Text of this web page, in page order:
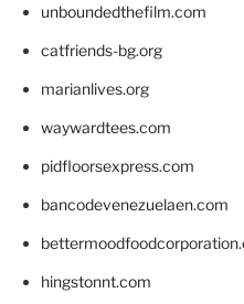
unboundedthefilm.com
catfriends-bg.org
marianlives.org
waywardtees.com
pidfloorsexpress.com
bancodevenezuelaen.com
hingstonnt.com